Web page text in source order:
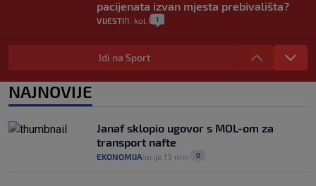
pacijenata izvan mjesta prebivališta?
VIJESTI 1. kol. 1
Provjerili smo "što ćemo onda" ako
Plenković na 15 dana ukine mjere: "Ne bi
se dogodilo ništa. Vlada se zaljubila u te
intervencije"
Analitičar o Mostu: Oni su u yin-yang
poziciji i imaju drugog najpoznatijeg
bravara u povijesti Hrvatske
30. srp. | 16
Idi na Sport
NAJNOVIJE
Janaf sklopio ugovor s MOL-om za
transport nafte
EKONOMIJA prije 13 min 0